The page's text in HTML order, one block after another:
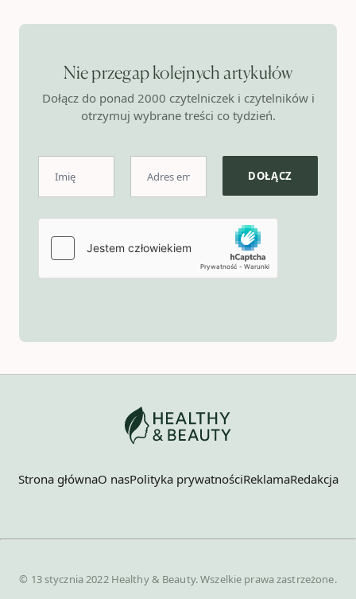
Nie przegap kolejnych artykułów
Dołącz do ponad 2000 czytelniczek i czytelników i
otrzymuj wybrane treści co tydzień.
Strona głównaO nasPolityka prywatnościReklamaRedakcja
© 13 stycznia 2022 Healthy & Beauty. Wszelkie prawa zastrzeżone.